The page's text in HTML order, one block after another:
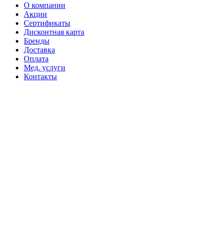
О компании
Акции
Сертификаты
Дисконтная карта
Бренды
Доставка
Оплата
Мед. услуги
Контакты